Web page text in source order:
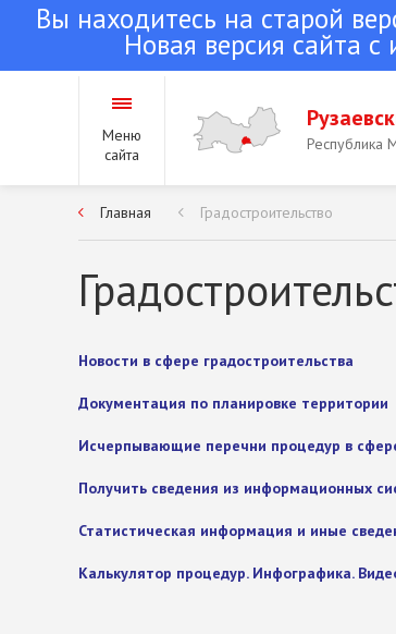
Вы находитесь на старой
Новая версия сайта
Меню
сайта
Республика
Городское
района
Главная Градостроительство
Новости в сфере градостроительства
Документация по планировке территории
Исчерпывающие перечни процедур в
Получить сведения из информационных
Статистическая информация и иные
Калькулятор процедур. Инфографика.